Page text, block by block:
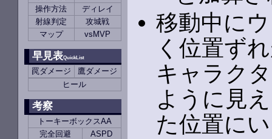
操作方法
ディレイ
射線判定
攻城戦
マップ
vsMVP
早見表QuickList
罠ダメージ
鷹ダメージ
ヒール
考察
トーキーボックスAA
完全回避
ASPD
移動中に
く位置ず
キャラク
ように見
た位置に